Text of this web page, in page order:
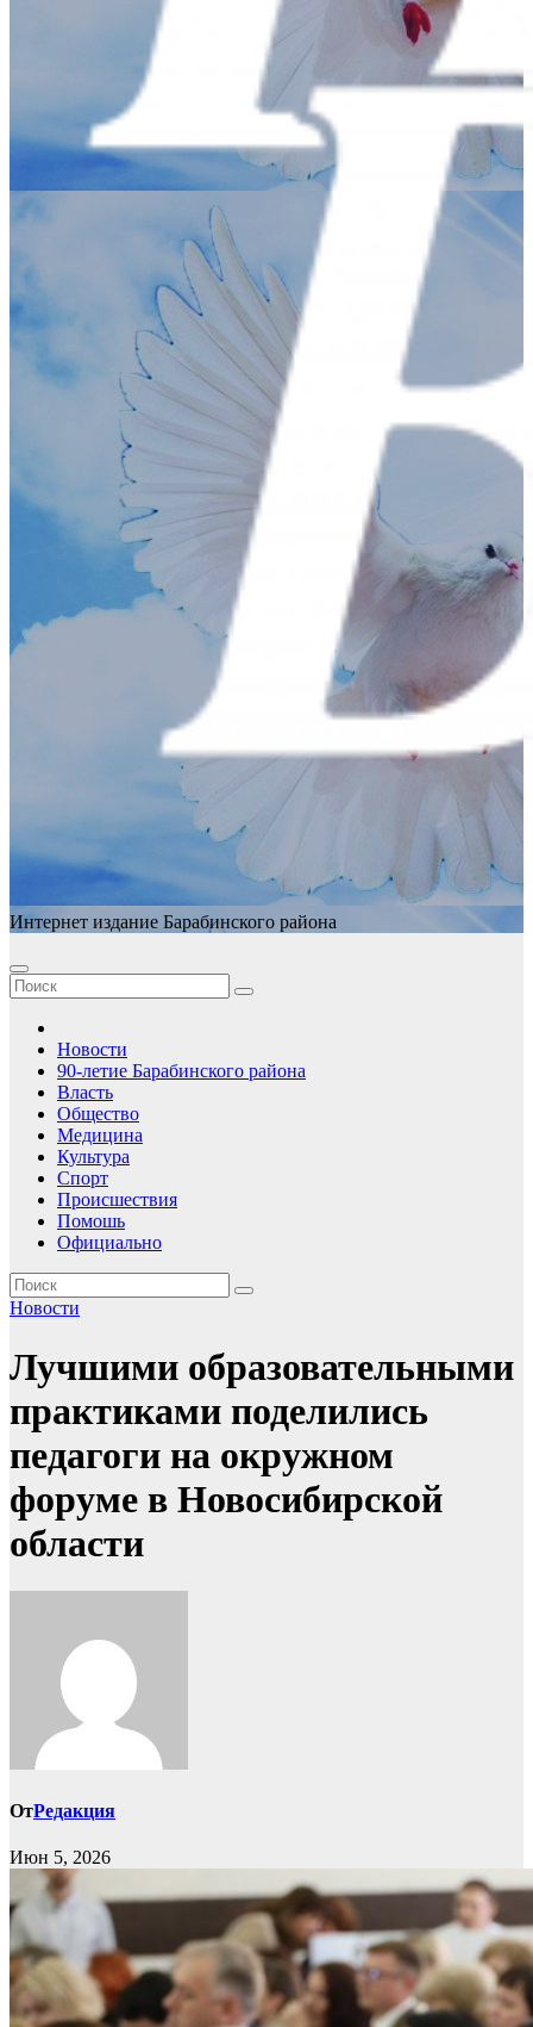
Интернет издание Барабинского района
Новости
90-летие Барабинского района
Власть
Общество
Медицина
Культура
Спорт
Происшествия
Помошь
Официально
Новости
Лучшими образовательными
практиками поделились
педагоги на окружном
форуме в Новосибирской
области
ОтРедакция
Июн 5, 2026